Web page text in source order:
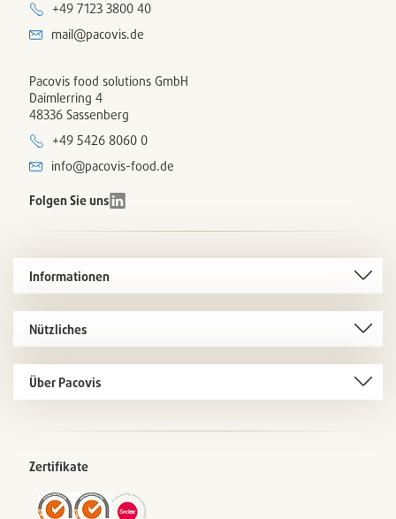
+49 7123 3800 40
mail@pacovis.de
Pacovis food solutions GmbH
Daimlerring 4
48336 Sassenberg
+49 5426 8060 0
info@pacovis-food.de
Folgen Sie uns
Informationen
Nützliches
Über Pacovis
Zertifikate